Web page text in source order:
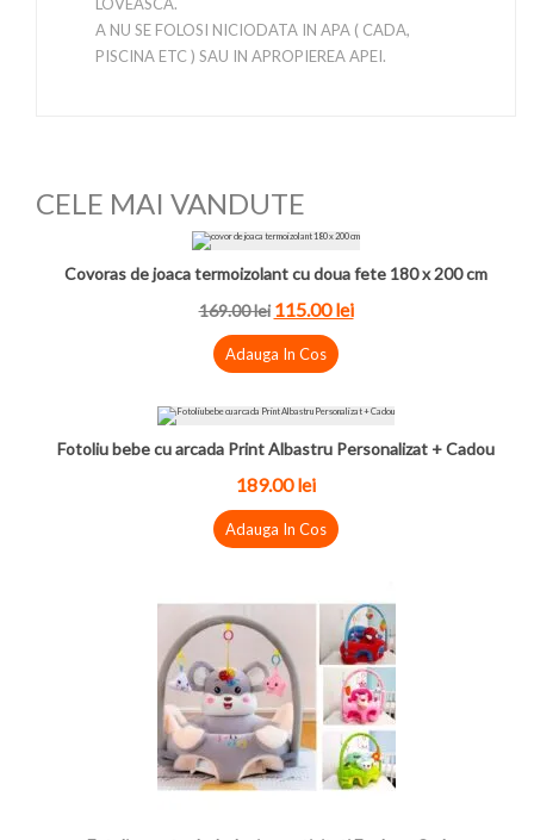
A NU SE FOLOSI NICIODATA IN APA ( CADA,
PISCINA ETC ) SAU IN APROPIEREA APEI.
CELE MAI VANDUTE
Covoras de joaca termoizolant cu doua fete 180 x 200 cm
169.00 lei 115.00 lei
Adauga In Cos
Fotoliu bebe cu arcada Print Albastru Personalizat + Cadou
189.00 lei
Adauga In Cos